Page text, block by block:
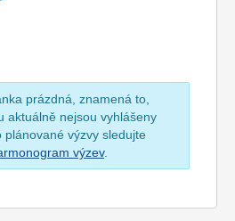
prázdná, znamená to,
aktuálně nejsou vyhlášeny
plánované výzvy sledujte
výzev.